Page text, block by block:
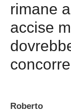
rimane
accise
Roberto